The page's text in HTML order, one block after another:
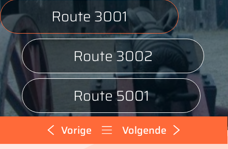
Route 3001
Route 3002
Route 5001
Route 7002
Vorige Volgende